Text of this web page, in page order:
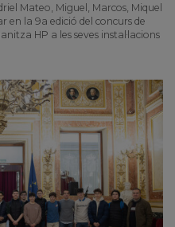
Mateo, Miguel, Marcos, Miquel
en la 9a edició del concurs de
HP a les seves instal·lacions